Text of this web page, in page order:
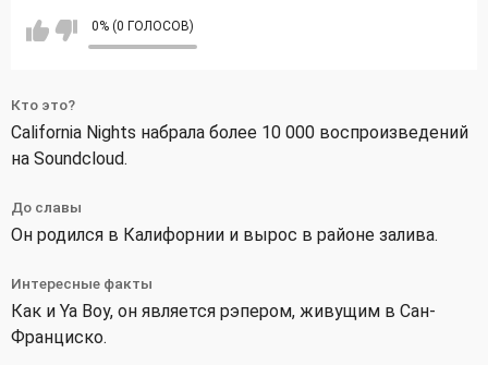
0% (0 ГОЛОСОВ)
Кто это?
California Nights набрала более 10 000 воспроизведений
на Soundcloud.
До славы
Он родился в Калифорнии и вырос в районе залива.
Интересные факты
Как и Ya Boy, он является рэпером, живущим в Сан-
Франциско.